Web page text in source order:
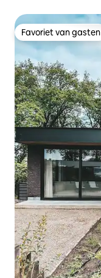
Favoriet van gasten
Favoriet van gasten